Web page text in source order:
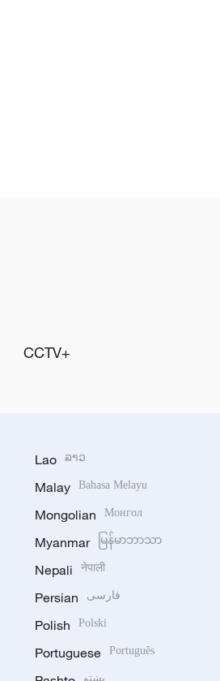
CCTV+
Lao ລາວ
Malay Bahasa Melayu
Mongolian Монгол
Myanmar မြန်မာဘာသာ
Nepali नेपाली
Persian فارسی
Polish Polski
Portuguese Português
پښتو